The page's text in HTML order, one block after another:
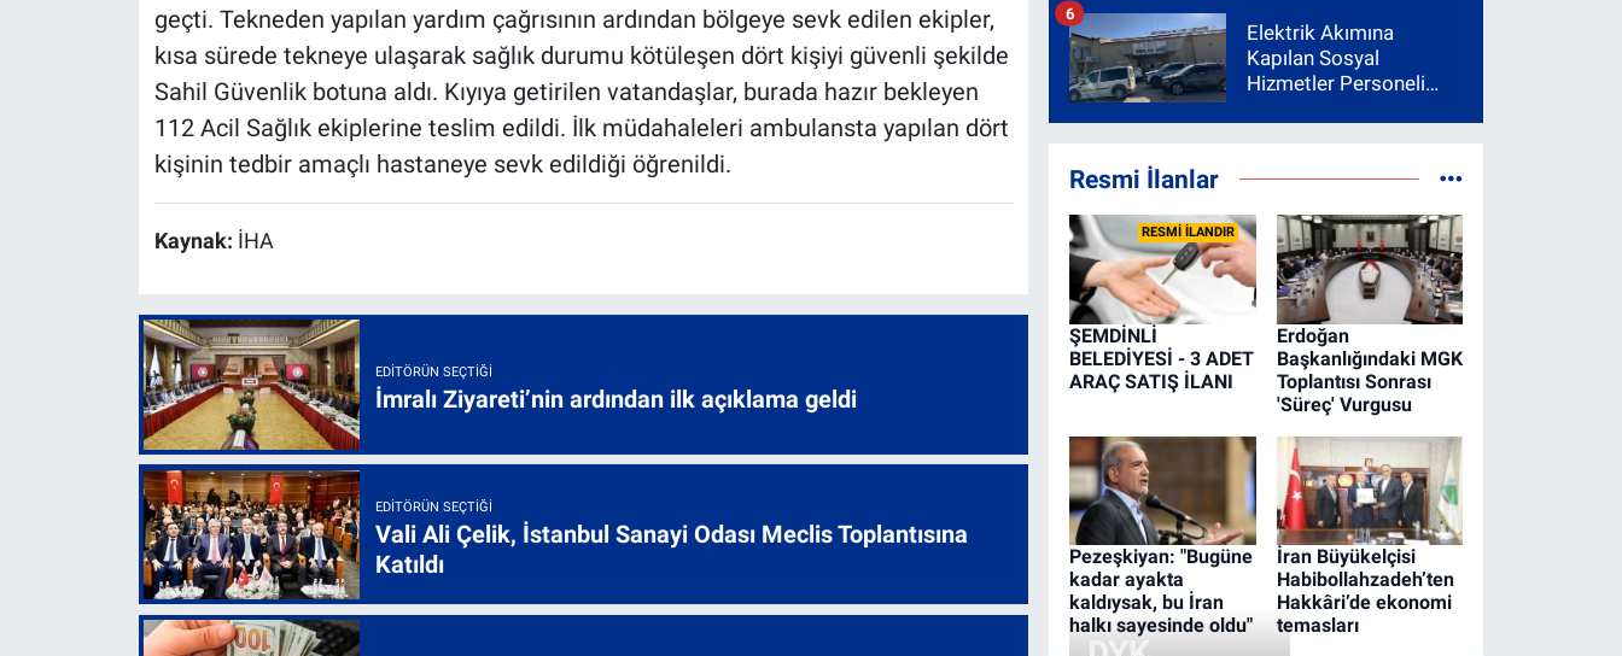
geçti. Tekneden yapılan yardım çağrısının ardından bölgeye sevk edilen ekipler,
kısa sürede tekneye ulaşarak sağlık durumu kötüleşen dört kişiyi güvenli şekilde
Sahil Güvenlik botuna aldı. Kıyıya getirilen vatandaşlar, burada hazır bekleyen
112 Acil Sağlık ekiplerine teslim edildi. İlk müdahaleleri ambulansta yapılan dört
kişinin tedbir amaçlı hastaneye sevk edildiği öğrenildi.
Kaynak: İHA
EDITÖRÜN SEÇTIĞI
İmralı Ziyareti’nin ardından ilk açıklama geldi
EDITÖRÜN SEÇTIĞI
Vali Ali Çelik, İstanbul Sanayi Odası Meclis Toplantısına
Katıldı
Elektrik Akımına
Kapılan Sosyal
Hizmetler Personeli
6
Resmi İlanlar
RESMİ İLANDIR
ŞEMDİNLİ
BELEDİYESİ - 3 ADET
ARAÇ SATIŞ İLANI
Erdoğan
Başkanlığındaki MGK
Toplantısı Sonrası
'Süreç' Vurgusu
Pezeşkiyan: "Bugüne
kadar ayakta
kaldıysak, bu İran
halkı sayesinde oldu"
İran Büyükelçisi
Habibollahzadeh’ten
Hakkâri’de ekonomi
temasları